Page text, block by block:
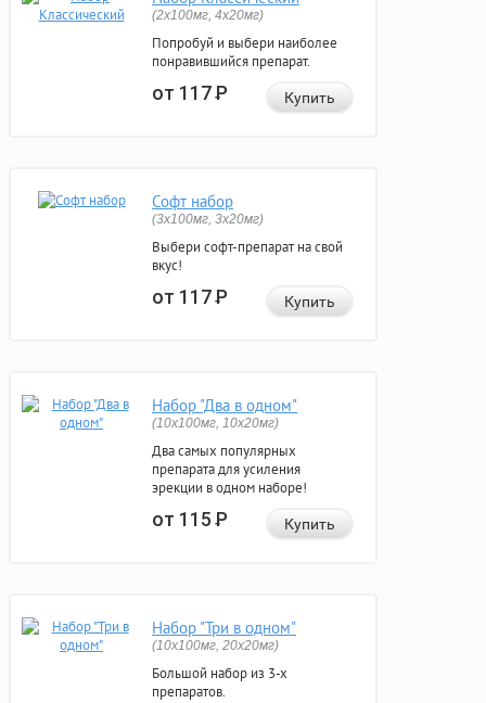
(2x100мг, 4x20мг)
Попробуй и выбери наиболее
понравившийся препарат.
от 117Р Купить
Софт набор
(3x100мг, 3x20мг)
Выбери софт-препарат на свой
вкус!
от 117Р Купить
Набор "Два в одном"
(10x100мг, 10x20мг)
Два самых популярных
препарата для усиления
эрекции в одном наборе!
от 115Р Купить
Набор "Три в одном"
(10x100мг, 20x20мг)
Большой набор из 3-х
препаратов.